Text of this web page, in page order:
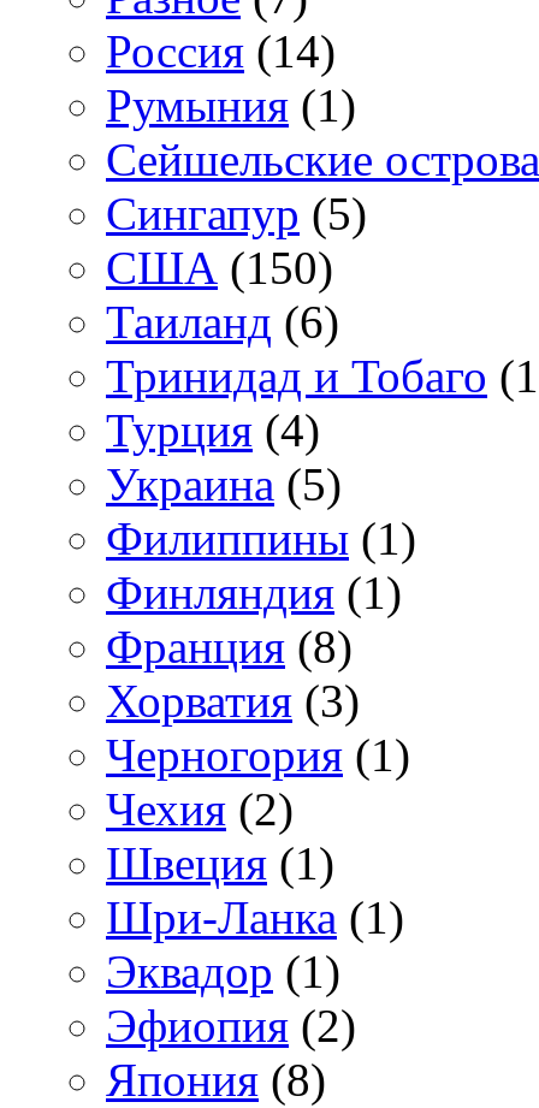
Россия (14)
Румыния (1)
Сейшельские острова
Сингапур (5)
США (150)
Таиланд (6)
Тринидад и Тобаго
Турция (4)
Украина (5)
Филиппины (1)
Финляндия (1)
Франция (8)
Хорватия (3)
Черногория (1)
Чехия (2)
Швеция (1)
Шри-Ланка (1)
Эквадор (1)
Эфиопия (2)
Япония (8)